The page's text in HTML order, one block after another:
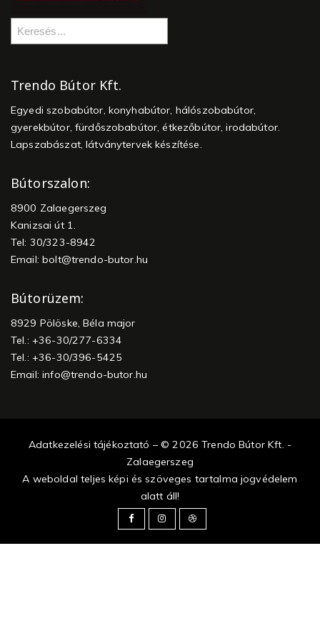
Trendo Bútor Kft.
Egyedi szobabútor, konyhabútor, hálószobabútor,
gyerekbútor, fürdőszobabútor, étkezőbútor, irodabútor.
Lapszabászat, látványtervek készítése.
Bútorszalon:
8900 Zalaegerszeg
Kanizsai út 1.
Tel: 30/323-8942
Email:bolt@trendo-butor.hu
Bútorüzem:
8929 Pölöske, Béla major
Tel.: +36-30/277-6334
Tel.: +36-30/396-5425
Email:info@trendo-butor.hu
Adatkezelési tájékoztató – © 2026 Trendo Bútor Kft. -
Zalaegerszeg
A weboldal teljes képi és szöveges tartalma jogvédelem
alatt áll!